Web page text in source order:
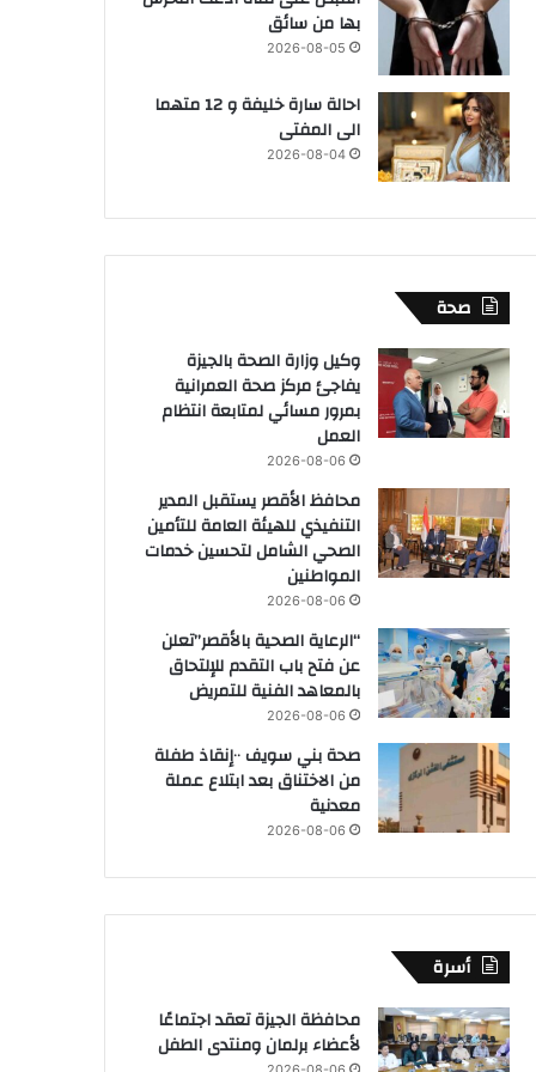
بها من سائق
2026-08-05
احالة سارة خليفة و 12 متهما
الى المفتى
2026-08-04
صحة
وكيل وزارة الصحة بالجيزة
يفاجئ مركز صحة العمرانية
بمرور مسائي لمتابعة انتظام
العمل
2026-08-06
محافظ الأقصر يستقبل المدير
التنفيذي للهيئة العامة للتأمين
الصحي الشامل لتحسين خدمات
المواطنين
2026-08-06
“الرعاية الصحية بالأقصر”تعلن
عن فتح باب التقدم للإلتحاق
بالمعاهد الفنية للتمريض
2026-08-06
صحة بني سويف ٠٠إنقاذ طفلة
من الاختناق بعد ابتلاع عملة
معدنية
2026-08-06
أسرة
محافظة الجيزة تعقد اجتماعًا
لأعضاء برلمان ومنتدى الطفل